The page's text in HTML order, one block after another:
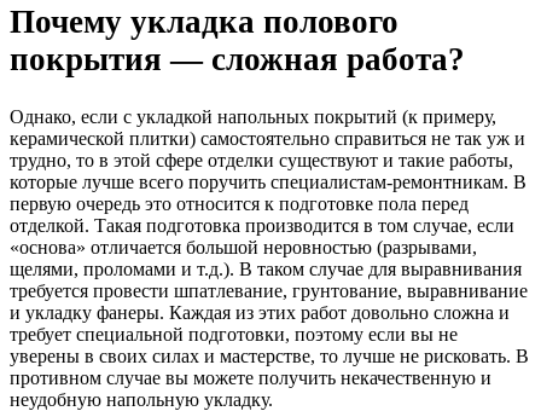
Почему укладка полового
покрытия — сложная работа?
Однако, если с укладкой напольных покрытий (к примеру,
керамической плитки) самостоятельно справиться не так уж и
трудно, то в этой сфере отделки существуют и такие работы,
которые лучше всего поручить специалистам-ремонтникам. В
первую очередь это относится к подготовке пола перед
отделкой. Такая подготовка производится в том случае, если
«основа» отличается большой неровностью (разрывами,
щелями, проломами и т.д.). В таком случае для выравнивания
требуется провести шпатлевание, грунтование, выравнивание
и укладку фанеры. Каждая из этих работ довольно сложна и
требует специальной подготовки, поэтому если вы не
уверены в своих силах и мастерстве, то лучше не рисковать. В
противном случае вы можете получить некачественную и
неудобную напольную укладку.